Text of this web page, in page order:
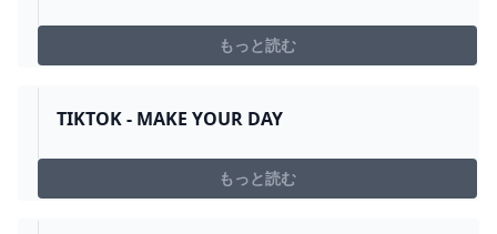
もっと読む
TIKTOK - MAKE YOUR DAY
もっと読む